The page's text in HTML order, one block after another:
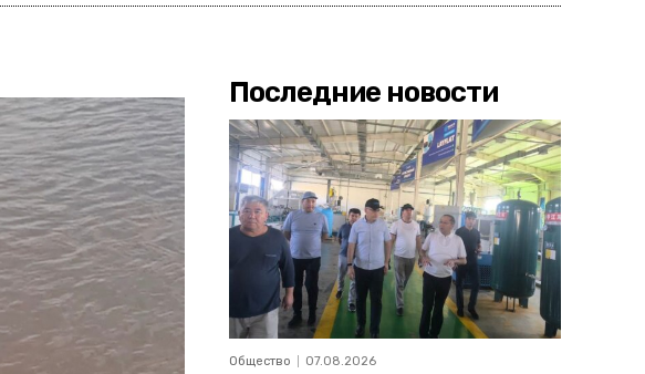
Последние новости
Общество 07.08.2026